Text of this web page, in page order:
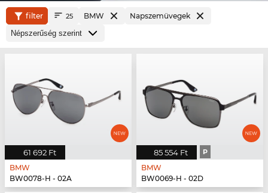
filter 25 BMW Napszemüvegek
61 692 Ft
BMW
BW0078-H - 02A
85 554 Ft P
BMW
BW0069-H - 02D